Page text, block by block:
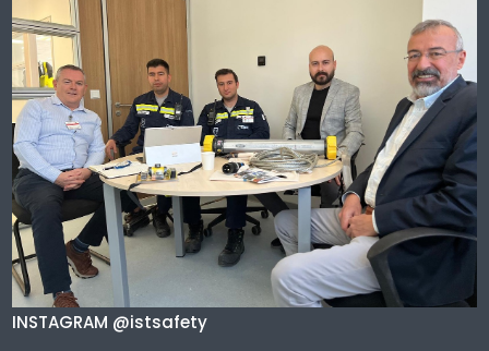
INSTAGRAM @istsafety